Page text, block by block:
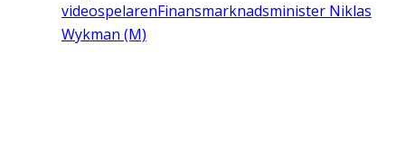
videospelarenFinansmarknadsminister Niklas
Wykman (M)